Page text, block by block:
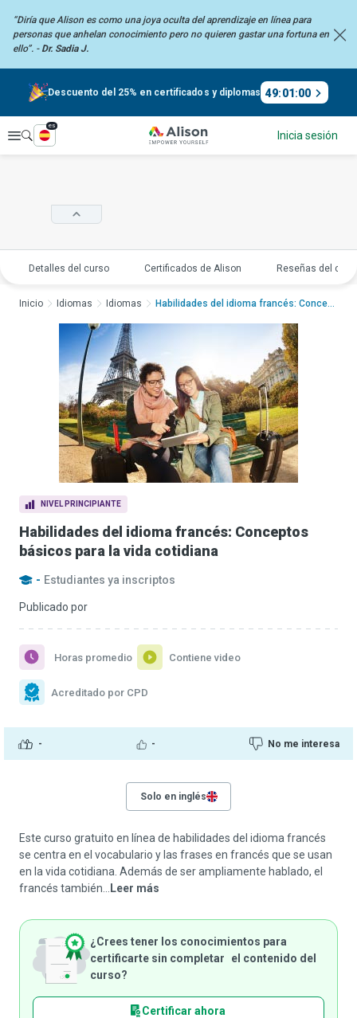
“Diría que Alison es como una joya oculta del aprendizaje en línea para
personas que anhelan conocimiento pero no quieren gastar una fortuna en
ello”. - Dr. Sadia J.
Descuento del 25% en certificados y diplomas 49:01:00
Explorar
es
Inicia sesión
Detalles del curso Certificados de Alison Reseñas del
NIVEL PRINCIPIANTE
Habilidades del idioma francés: Conceptos
básicos para la vida cotidiana
- Estudiantes ya inscriptos
Publicado por
- - No me interesa
Horas promedio Contiene video
Acreditado por CPD
Inicio Idiomas Idiomas Habilidades del idioma francés: Conceptos básic...
Solo en inglés
Este curso gratuito en línea de habilidades del idioma francés
se centra en el vocabulario y las frases en francés que se usan
en la vida cotidiana. Además de ser ampliamente hablado, el
francés también...
Leer más
¿Crees tener los conocimientos para
certificarte sin completar el contenido del
curso?
Certificar ahora